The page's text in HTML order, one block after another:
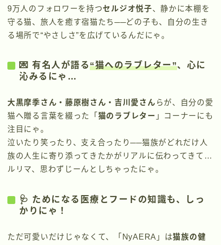
9万人のフォロワーを持つセルジオ悦子、静かに本棚を
守る猫、旅人を癒す宿猫たち──どの子も、自分の生き
る場所で“やさしさ”を広げているんだにゃ。
💌 有名人が語る“猫へのラブレター”、心に
沁みるにゃ…
大黒摩季さん・藤原樹さん・吉川愛さん らが、自分の愛
猫へ贈る言葉を綴った「 猫のラブレター 」コーナーにも
注目にゃ。
泣いたり笑ったり、支え合ったり──猫族がどれだけ人
族の人生に寄り添ってきたかがリアルに伝わってきて…
ルリマ、思わずじーんとしちゃったにゃ。
🩺 ためになる医療とフードの知識も、しっ
かりにゃ！
ただ可愛いだけじゃなくて、「NyAERA」は猫族の健